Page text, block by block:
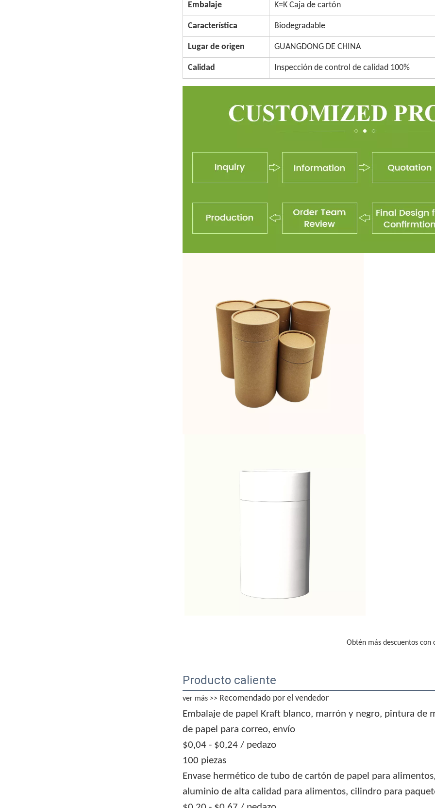
Embalaje K=K Caja de cartón
Característica Biodegradable
Lugar de origen GUANGDONG DE CHINA
Calidad Inspección de control de calidad 100%
Obtén más descuentos con
Producto caliente
ver más >> Recomendado por el vendedor
Embalaje de papel Kraft blanco, marrón y negro, pintura
de papel para correo, envío
$0,04 - $0,24 / pedazo
100 piezas
Envase hermético de tubo de cartón de papel para
aluminio de alta calidad para alimentos, cilindro para